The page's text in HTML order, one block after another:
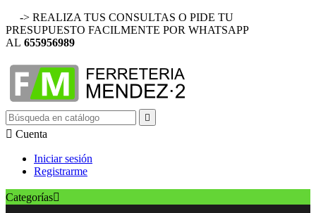
-> REALIZA TUS CONSULTAS O PIDE TU
PRESUPUESTO FACILMENTE POR WHATSAPP
AL 655956989

 Cuenta
Iniciar sesión
Registrarme
Categorías